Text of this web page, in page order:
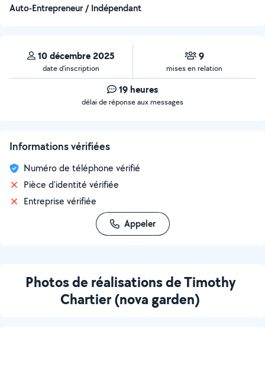
Auto-Entrepreneur / Indépendant
10 décembre 2025
date d’inscription
9
mises en relation
19 heures
délai de réponse aux messages
Informations vérifiées
Numéro de téléphone vérifié
Pièce d'identité vérifiée
Entreprise vérifiée
Appeler
Photos de réalisations de Timothy
Chartier (nova garden)